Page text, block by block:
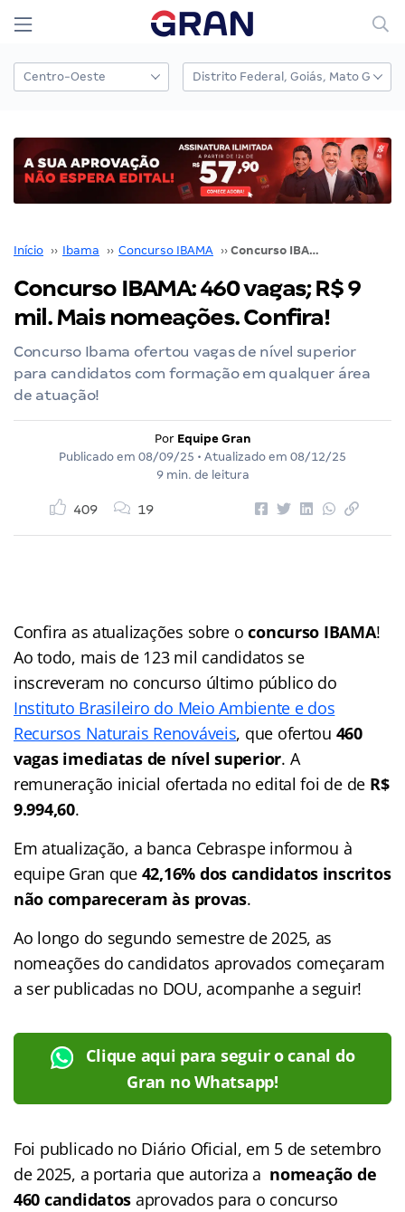
Início ›› Ibama ›› Concurso IBAMA ›› Concurso IBAMA: 460 vagas; R$ 9 mil. Mais nomeações. Confira!
Concurso IBAMA: 460 vagas; R$ 9
mil. Mais nomeações. Confira!
Concurso Ibama ofertou vagas de nível superior
para candidatos com formação em qualquer área
de atuação!
Por Equipe Gran
Publicado em 08/09/25 • Atualizado em 08/12/25
9 min. de leitura
409 19
Confira as atualizações sobre oconcurso IBAMA!
Ao todo, mais de 123 mil candidatos se
inscreveram no concurso último público do
Instituto Brasileiro do Meio Ambiente e dos
Recursos Naturais Renováveis, que ofertou 460
vagas imediatas de nível superior. A
remuneração inicial ofertada no edital foi de de R$
9.994,60.
Em atualização, a banca Cebraspe informou à
equipe Gran que 42,16% dos candidatos inscritos
não compareceram às provas.
Ao longo do segundo semestre de 2025, as
nomeações do candidatos aprovados começaram
a ser publicadas no DOU, acompanhe a seguir!
Clique aqui para seguir o canal do
Gran no Whatsapp!
Foi publicado no Diário Oficial, em 5 de setembro
de 2025, a portaria que autoriza a nomeação de
460 candidatos aprovados para o concurso